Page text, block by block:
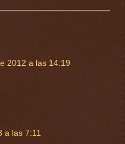
2012 a las 14:19
a las 7:11